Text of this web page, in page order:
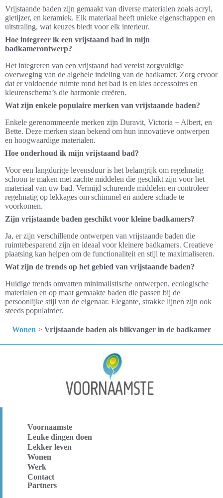
Vrijstaande baden zijn gemaakt van diverse materialen zoals acryl,
gietijzer, en keramiek. Elk materiaal heeft unieke eigenschappen en
uitstraling, wat keuzes biedt voor elk interieur.
Hoe integreer ik een vrijstaand bad in mijn
badkamerontwerp?
Het integreren van een vrijstaand bad vereist zorgvuldige
overweging van de algehele indeling van de badkamer. Zorg ervoor
dat er voldoende ruimte rond het bad is en kies accessoires en
kleurenschema’s die harmonie creëren.
Wat zijn enkele populaire merken van vrijstaande baden?
Enkele gerenommeerde merken zijn Duravit, Victoria + Albert, en
Bette. Deze merken staan bekend om hun innovatieve ontwerpen
en hoogwaardige materialen.
Hoe onderhoud ik mijn vrijstaand bad?
Voor een langdurige levensduur is het belangrijk om regelmatig
schoon te maken met zachte middelen die geschikt zijn voor het
materiaal van uw bad. Vermijd schurende middelen en controleer
regelmatig op lekkages om schimmel en andere schade te
voorkomen.
Zijn vrijstaande baden geschikt voor kleine badkamers?
Ja, er zijn verschillende ontwerpen van vrijstaande baden die
ruimtebesparend zijn en ideaal voor kleinere badkamers. Creatieve
plaatsing kan helpen om de functionaliteit en stijl te maximaliseren.
Wat zijn de trends op het gebied van vrijstaande baden?
Huidige trends omvatten minimalistische ontwerpen, ecologische
materialen en op maat gemaakte baden die passen bij de
persoonlijke stijl van de eigenaar. Elegante, strakke lijnen zijn ook
steeds populairder.
Wonen > Vrijstaande baden als blikvanger in de badkamer
Voornaamste
Leuke dingen doen
Lekker leven
Wonen
Werk
Contact
Partners